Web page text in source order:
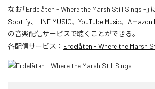
なお「Erdelåten - Where the Marsh Still Sings - 」
Spotify、 LINE MUSIC、 YouTube Music、 Amazon
の音楽配信サービスで聴くことができる。
各配信サービス： Erdelåten - Where the Marsh